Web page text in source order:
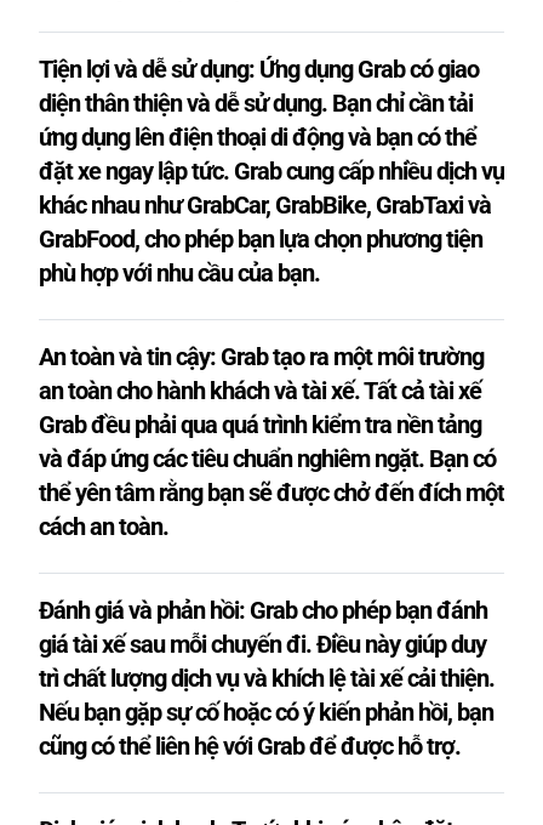
Tiện lợi và dễ sử dụng: Ứng dụng Grab có giao
diện thân thiện và dễ sử dụng. Bạn chỉ cần tải
ứng dụng lên điện thoại di động và bạn có thể
đặt xe ngay lập tức. Grab cung cấp nhiều dịch vụ
khác nhau như GrabCar, GrabBike, GrabTaxi và
GrabFood, cho phép bạn lựa chọn phương tiện
phù hợp với nhu cầu của bạn.
An toàn và tin cậy: Grab tạo ra một môi trường
an toàn cho hành khách và tài xế. Tất cả tài xế
Grab đều phải qua quá trình kiểm tra nền tảng
và đáp ứng các tiêu chuẩn nghiêm ngặt. Bạn có
thể yên tâm rằng bạn sẽ được chở đến đích một
cách an toàn.
Đánh giá và phản hồi: Grab cho phép bạn đánh
giá tài xế sau mỗi chuyến đi. Điều này giúp duy
trì chất lượng dịch vụ và khích lệ tài xế cải thiện.
Nếu bạn gặp sự cố hoặc có ý kiến ​​phản hồi, bạn
cũng có thể liên hệ với Grab để được hỗ trợ.